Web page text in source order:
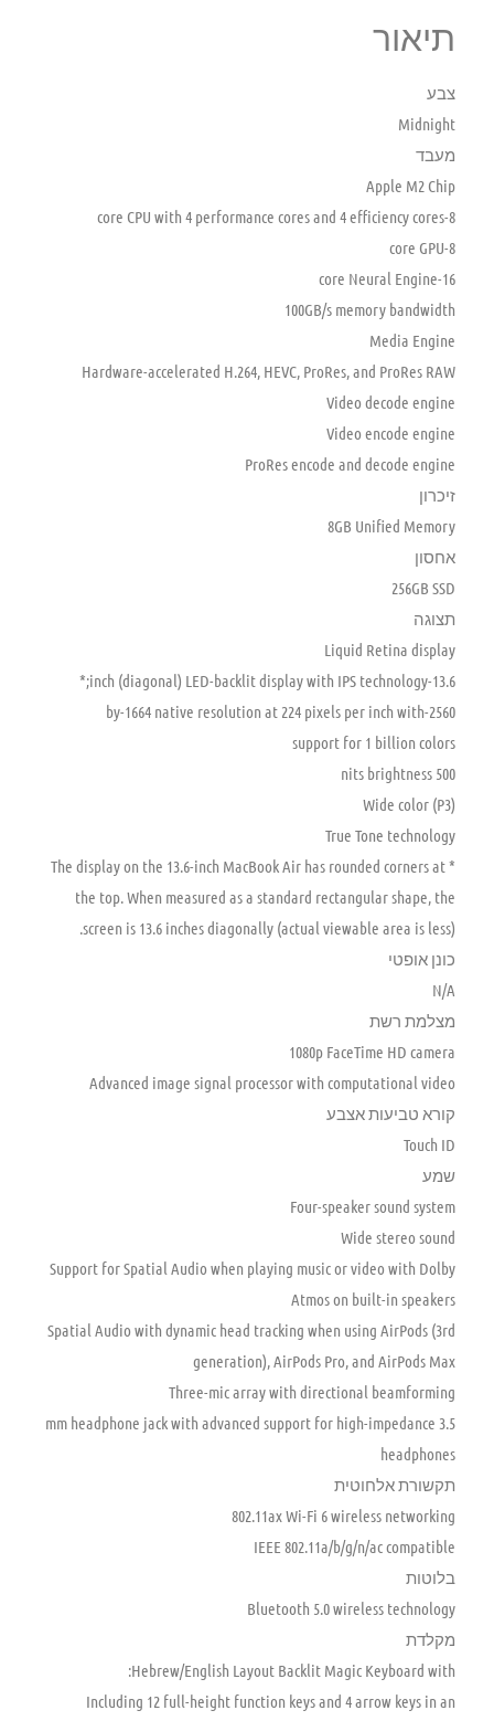
תיאור
צבע
Midnight
מעבד
Apple M2 Chip
8-core CPU with 4 performance cores and 4 efficiency cores
8-core GPU
16-core Neural Engine
100GB/s memory bandwidth
Media Engine
Hardware-accelerated H.264, HEVC, ProRes, and ProRes RAW
Video decode engine
Video encode engine
ProRes encode and decode engine
זיכרון
8GB Unified Memory
אחסון
256GB SSD
תצוגה
Liquid Retina display
13.6-inch (diagonal) LED-backlit display with IPS technology;*
2560-by-1664 native resolution at 224 pixels per inch with
support for 1 billion colors
500 nits brightness
Wide color (P3)
True Tone technology
* The display on the 13.6-inch MacBook Air has rounded corners at
the top. When measured as a standard rectangular shape, the
screen is 13.6 inches diagonally (actual viewable area is less).
כונן אופטי
N/A
מצלמת רשת
1080p FaceTime HD camera
Advanced image signal processor with computational video
קורא טביעות אצבע
Touch ID
שמע
Four-speaker sound system
Wide stereo sound
Support for Spatial Audio when playing music or video with Dolby
Atmos on built-in speakers
Spatial Audio with dynamic head tracking when using AirPods (3rd
generation), AirPods Pro, and AirPods Max
Three-mic array with directional beamforming
3.5 mm headphone jack with advanced support for high-impedance
headphones
תקשורת אלחוטית
802.11ax Wi-Fi 6 wireless networking
IEEE 802.11a/b/g/n/ac compatible
בלוטות
Bluetooth 5.0 wireless technology
מקלדת
Hebrew/English Layout Backlit Magic Keyboard with:
Including 12 full-height function keys and 4 arrow keys in an